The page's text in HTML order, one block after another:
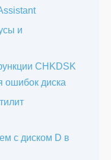
и
CHKDSK
ошибок диска
с диском D в